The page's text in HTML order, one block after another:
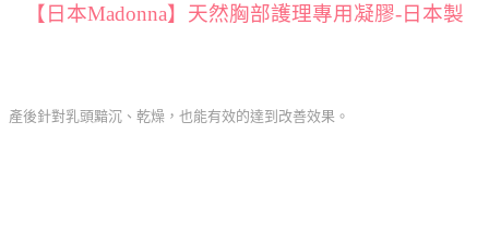
【日本Madonna】天然胸部護理專用凝膠-日本製
產後針對乳頭黯沉、乾燥，也能有效的達到改善效果。